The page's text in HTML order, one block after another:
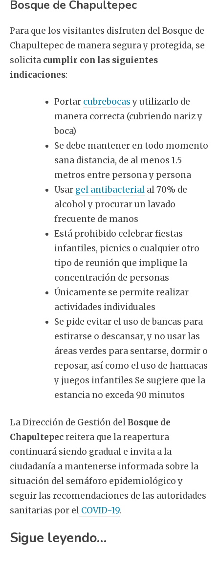
Bosque de Chapultepec
Para que los visitantes disfruten del Bosque de
Chapultepec de manera segura y protegida, se
solicita cumplir con las siguientes
indicaciones:
Portar cubrebocasy utilizarlo de
manera correcta (cubriendo nariz y
boca)
Se debe mantener en todo momento
sana distancia, de al menos 1.5
metros entre persona y persona
Usar gel antibacterial al 70% de
alcohol y procurar un lavado
frecuente de manos
Está prohibido celebrar fiestas
infantiles, picnics o cualquier otro
tipo de reunión que implique la
concentración de personas
Únicamente se permite realizar
actividades individuales
Se pide evitar el uso de bancas para
estirarse o descansar, y no usar las
áreas verdes para sentarse, dormir o
reposar, así como el uso de hamacas
y juegos infantiles Se sugiere que la
estancia no exceda 90 minutos
La Dirección de Gestión delBosque de
Chapultepecreitera que la reapertura
continuará siendo gradual e invita a la
ciudadanía a mantenerse informada sobre la
situación del semáforo epidemiológico y
seguir las recomendaciones de las autoridades
sanitarias por el COVID-19.
Sigue leyendo…